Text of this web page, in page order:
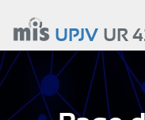
contenu
principal
UPJVUR